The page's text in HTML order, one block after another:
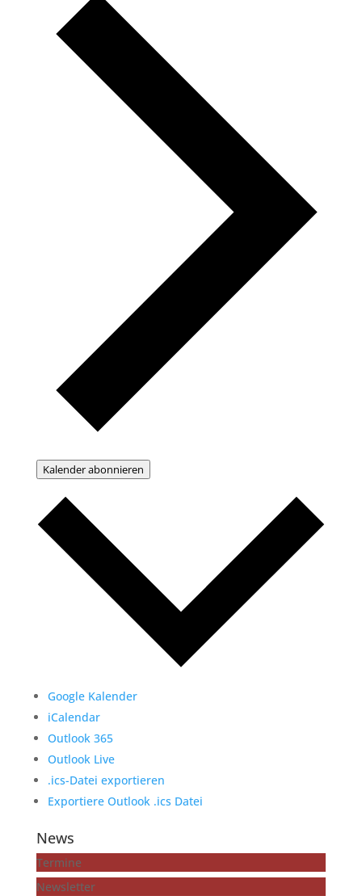
Kalender abonnieren
Google Kalender
iCalendar
Outlook 365
Outlook Live
.ics-Datei exportieren
Exportiere Outlook .ics Datei
News
Termine
Newsletter